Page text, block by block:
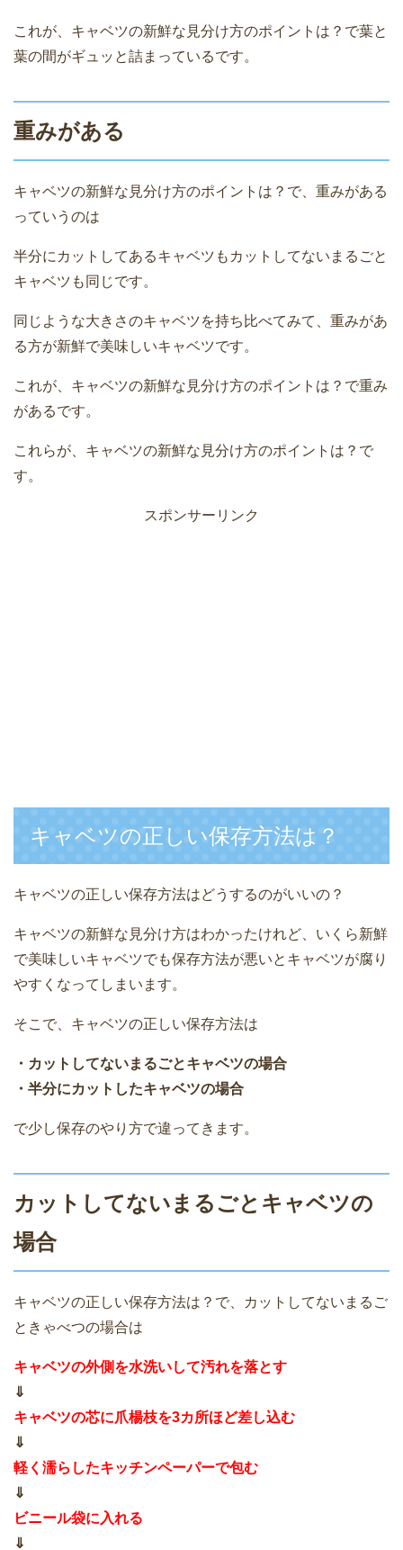
これが、キャベツの新鮮な見分け方のポイントは？で葉と
葉の間がギュッと詰まっているです。
重みがある
キャベツの新鮮な見分け方のポイントは？で、重みがある
っていうのは
半分にカットしてあるキャベツもカットしてないまるごと
キャベツも同じです。
同じような大きさのキャベツを持ち比べてみて、重みがあ
る方が新鮮で美味しいキャベツです。
これが、キャベツの新鮮な見分け方のポイントは？で重み
があるです。
これらが、キャベツの新鮮な見分け方のポイントは？で
す。
スポンサーリンク
キャベツの正しい保存方法は？
キャベツの正しい保存方法はどうするのがいいの？
キャベツの新鮮な見分け方はわかったけれど、いくら新鮮
で美味しいキャベツでも保存方法が悪いとキャベツが腐り
やすくなってしまいます。
そこで、キャベツの正しい保存方法は
・カットしてないまるごとキャベツの場合
・半分にカットしたキャベツの場合
で少し保存のやり方で違ってきます。
カットしてないまるごとキャベツの
場合
キャベツの正しい保存方法は？で、カットしてないまるご
ときゃべつの場合は
キャベツの外側を水洗いして汚れを落とす
⇓
キャベツの芯に爪楊枝を3カ所ほど差し込む
⇓
軽く濡らしたキッチンペーパーで包む
⇓
ビニール袋に入れる
⇓